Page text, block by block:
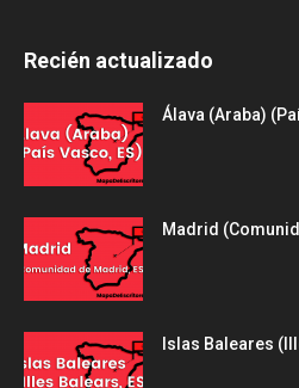
Recién actualizado
Álava (Araba)
Madrid
Islas Baleares